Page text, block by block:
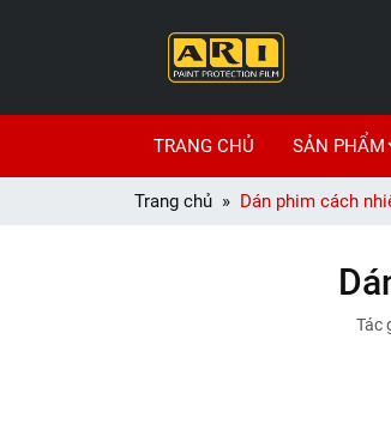
TRANG CHỦ SẢN PHẨM
Trang chủ Dán phim cách
Tác